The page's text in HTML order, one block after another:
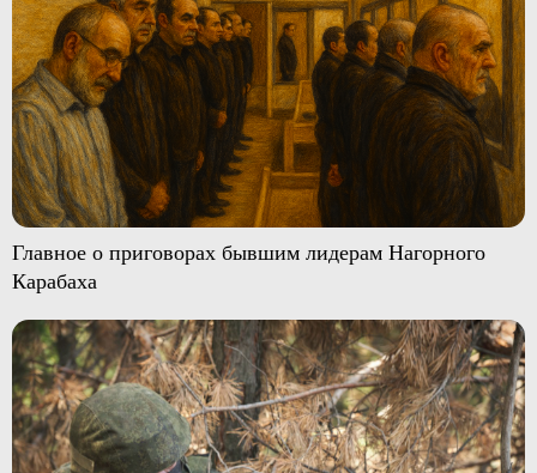
Главное о приговорах бывшим лидерам Нагорного
Карабаха